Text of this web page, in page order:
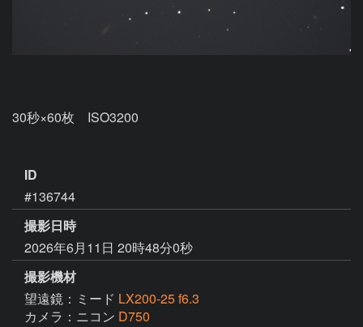
30秒×60枚　ISO3200
ID
#136744
撮影日時
2026年6月11日 20時48分0秒
撮影機材
望遠鏡：ミード LX200-25 f6.3
カメラ：ニコン D750